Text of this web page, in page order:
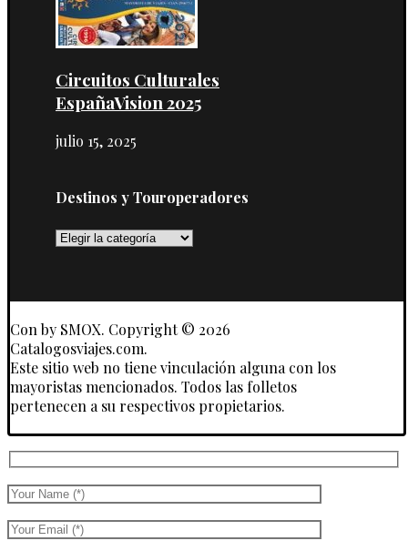
Circuitos Culturales
EspañaVision 2025
julio 15, 2025
Destinos y Touroperadores
Destinos
Con by SMOX. Copyright © 2026
Catalogosviajes.com.
Este sitio web no tiene vinculación alguna con los
mayoristas mencionados. Todos las folletos
pertenecen a su respectivos propietarios.